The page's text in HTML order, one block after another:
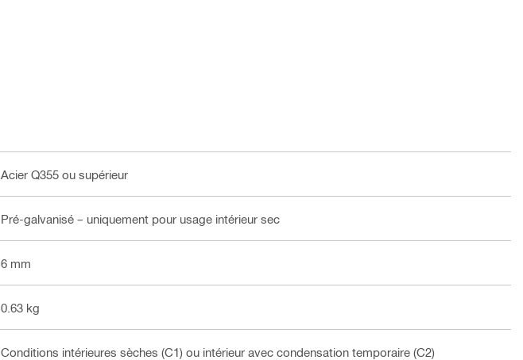
Acier Q355 ou supérieur
Pré-galvanisé – uniquement pour usage intérieur sec
6 mm
0.63 kg
Conditions intérieures sèches (C1) ou intérieur avec condensation temporaire (C2)